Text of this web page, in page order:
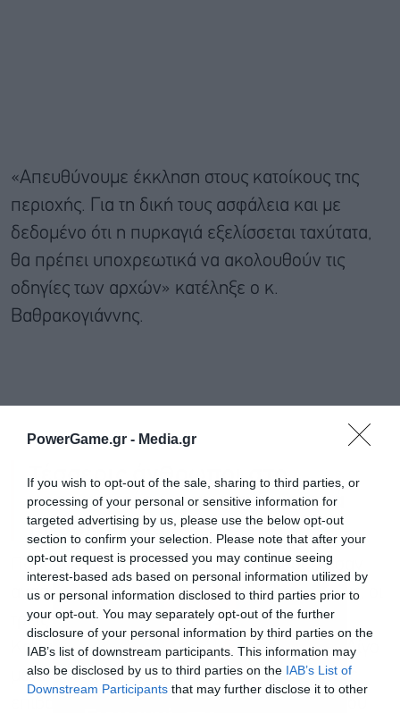
PowerGame.gr - Media.gr
If you wish to opt-out of the sale, sharing to third parties, or
processing of your personal or sensitive information for
targeted advertising by us, please use the below opt-out
section to confirm your selection. Please note that after your
opt-out request is processed you may continue seeing
interest-based ads based on personal information utilized by
us or personal information disclosed to third parties prior to
your opt-out. You may separately opt-out of the further
disclosure of your personal information by third parties on the
IAB’s list of downstream participants. This information may
also be disclosed by us to third parties on the IAB’s List of
Downstream Participants that may further disclose it to other
«Απευθύνουμε έκκληση στους κατοίκους της
περιοχής. Για τη δική τους ασφάλεια και με
δεδομένο ότι η πυρκαγιά εξελίσσεται ταχύτατα,
θα πρέπει υποχρεωτικά να ακολουθούν τις
οδηγίες των αρχών» κατέληξε ο κ.
Βαθρακογιάννης.
Τέσσερις άνθρωποι στο
νοσοκομείο με αναπνευστικά
προβλήματα
Παράλληλα, τέσσερις άνθρωποι παρουσίασαν
αναπνευστικά προβλήματα, από τους οποίους, οι
τρεις μεταφέρθηκαν στο κέντρο υγείας
Καπανδριτίου και ο ένας στο Σισμανόγλειο. Λίγο
μετά τις 18.00 το απόγευμα μάλιστα, λόγω της